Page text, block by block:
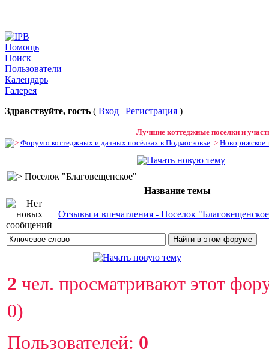
Помощь
Поиск
Пользователи
Календарь
Галерея
Здравствуйте, гость ( Вход | Регистрация )
Лучшие коттеджные поселки и
Форум о коттеджных и дачных посёлках в Подмосковье > Новорижское
Поселок "Благовещенское"
Название темы
Отзывы и впечатления - Поселок
2 чел. просматривают этот
0)
Пользователей: 0